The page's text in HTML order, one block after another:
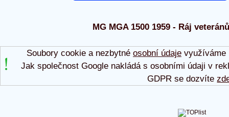
MG MGA 1500 1959 - Ráj
Soubory cookie a nezbytné osobní údajevyužíváme
Jak společnost Google nakládá s osobními údaji v
GDPR se dozvíte